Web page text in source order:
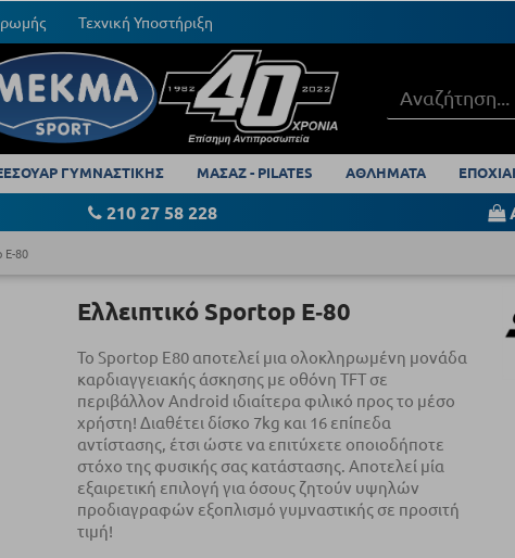
Τεχνική Υποστήριξη
ΓΥΜΝΑΣΤΙΚΗΣ ΜΑΣΑΖ - PILATES ΑΘΛΗΜΑΤΑ
210 27 58 228
E-80
Ελλειπτικό Sportop E‑80
Το Sportop E80 αποτελεί μια ολοκληρωμένη μονάδα
καρδιαγγειακής άσκησης με οθόνη TFT σε
περιβάλλον Android ιδιαίτερα φιλικό προς το μέσο
χρήστη! Διαθέτει δίσκο 7kg και 16 επίπεδα
αντίστασης, έτσι ώστε να επιτύχετε οποιοδήποτε
στόχο της φυσικής σας κατάστασης. Αποτελεί μία
εξαιρετική επιλογή για όσους ζητούν υψηλών
προδιαγραφών εξοπλισμό γυμναστικής σε προσιτή
τιμή!